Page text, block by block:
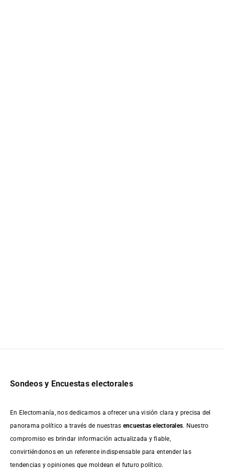
Sondeos y Encuestas electorales
En Electomanía, nos dedicamos a ofrecer una visión clara y precisa del
panorama político a través de nuestras encuestas electorales. Nuestro
compromiso es brindar información actualizada y fiable,
convirtiéndonos en un referente indispensable para entender las
tendencias y opiniones que moldean el futuro político.